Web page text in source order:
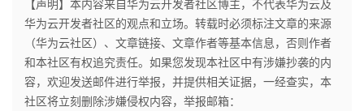
【声明】本内容来自华为云开发者社区博主，不代表华为云及
华为云开发者社区的观点和立场。转载时必须标注文章的来源
（华为云社区）、文章链接、文章作者等基本信息，否则作者
和本社区有权追究责任。如果您发现本社区中有涉嫌抄袭的内
容，欢迎发送邮件进行举报，并提供相关证据，一经查实，本
社区将立刻删除涉嫌侵权内容，举报邮箱：